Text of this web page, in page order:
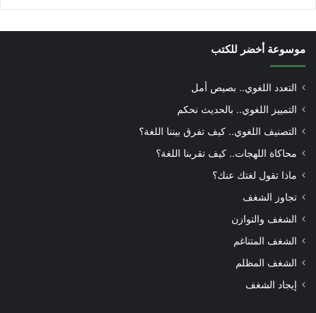
موسوعة أخضر للكتب
التعدد اللغوي.. بصيص أمل
التمييز اللغوي.. بالحديث نحكم
التصنيف اللغوي.. كيف تفرق بيننا اللغة؟
محاكاة اللهجات.. كيف تقربنا اللغة؟
ماذا تقول لغتك عنك؟
تجاوز الشغف
الشغف والتوازن
الشغف المتناغم
الشغف المظلم
إيجاد الشغف